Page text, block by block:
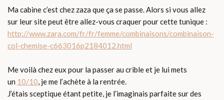
Ma cabine c’est chez zaza que ça se passe. Alors si vous allez
sur leur site peut être allez-vous craquer pour cette tunique :
http://www.zara.com/fr/fr/femme/combinaisons/combinaison-
col-chemise-c663016p2184012.html
Me voilà chez eux pour la passer au crible et je lui mets
un 10/10, je me l’achète à la rentrée.
J’étais sceptique étant petite, je l’imaginais parfaite sur des